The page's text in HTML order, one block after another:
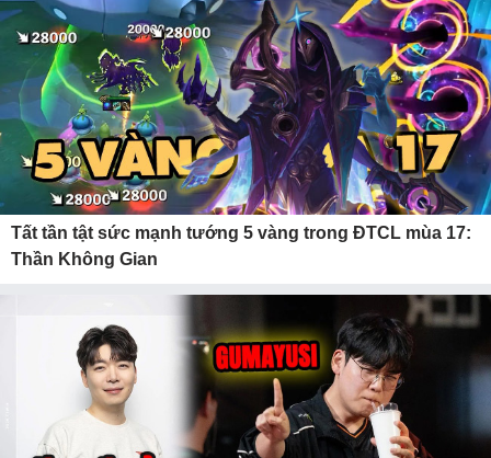
Tất tần tật sức mạnh tướng 5 vàng trong ĐTCL mùa 17:
Thần Không Gian